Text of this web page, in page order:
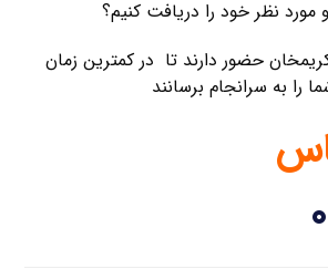
مورد نظر خود را دریافت کنیم؟
حضور دارند تا در کمترین زمان
را به سرانجام برسانند